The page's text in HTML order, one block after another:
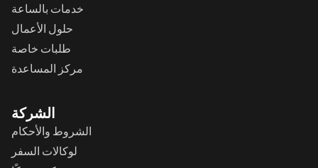
خدمات بالساعة
حلول الأعمال
طلبات خاصة
مركز المساعدة
الشركة
الشروط والأحكام
لوكالات السفر